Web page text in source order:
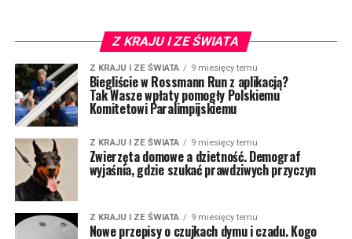
Z KRAJU I ZE ŚWIATA
Z KRAJU I ZE ŚWIATA 9 miesięcy temu
Biegliście w Rossmann Run z aplikacją?
Tak Wasze wpłaty pomogły Polskiemu
Komitetowi Paralimpijskiemu
Z KRAJU I ZE ŚWIATA 9 miesięcy temu
Zwierzęta domowe a dzietność. Demograf
wyjaśnia, gdzie szukać prawdziwych przyczyn
Z KRAJU I ZE ŚWIATA 9 miesięcy temu
Nowe przepisy o czujkach dymu i czadu. Kogo